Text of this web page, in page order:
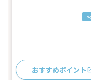
おすすめポイント